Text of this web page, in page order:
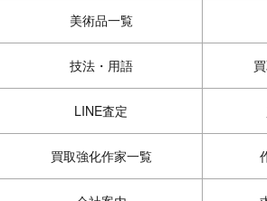
美術品一覧
技法・用語
LINE査定
買取強化作家一覧